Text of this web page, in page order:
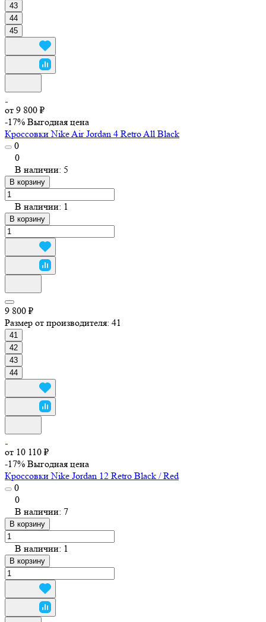
43
44
45
от 9 800 ₽
-17% Выгодная цена
Кроссовки Nike Air Jordan 4 Retro All Black
0
0
В наличии: 5
В корзину
В наличии: 1
В корзину
9 800 ₽
Размер от производителя: 41
41
42
43
44
от 10 110 ₽
-17% Выгодная цена
Кроссовки Nike Jordan 12 Retro Black / Red
0
0
В наличии: 7
В корзину
В наличии: 1
В корзину